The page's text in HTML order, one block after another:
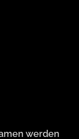
werden